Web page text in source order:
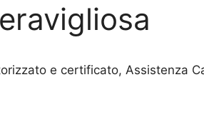
e certificato, Assistenza